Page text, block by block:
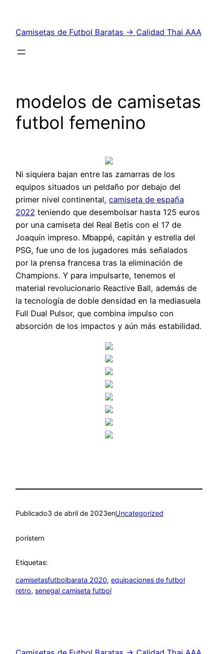
contenido
Camisetas de Futbol Baratas → Calidad Thai AAA
modelos de camisetas
futbol femenino
Ni siquiera bajan entre las zamarras de los
equipos situados un peldaño por debajo del
primer nivel continental, camiseta de españa
2022 teniendo que desembolsar hasta 125 euros
por una camiseta del Real Betis con el 17 de
Joaquín impreso. Mbappé, capitán y estrella del
PSG, fue uno de los jugadores más señalados
por la prensa francesa tras la eliminación de
Champions. Y para impulsarte, tenemos el
material revolucionario Reactive Ball, además de
la tecnología de doble densidad en la mediasuela
Full Dual Pulsor, que combina impulso con
absorción de los impactos y aún más estabilidad.
Publicado3 de abril de 2023enUncategorized
poristern
Etiquetas:
camisetasfutbolbarata 2020, equipaciones de futbol
retro, senegal camiseta futbol